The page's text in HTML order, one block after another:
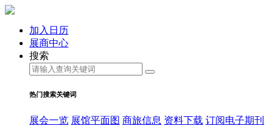
加入日历
展商中心
搜索
热门搜索关键词
展会一览 展馆平面图 商旅信息 资料下载 订阅电子期刊